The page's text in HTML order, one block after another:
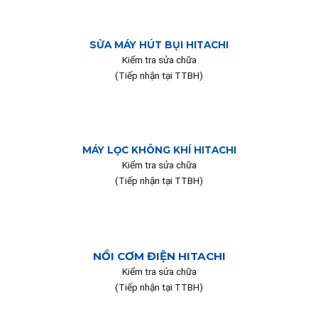
SỬA MÁY HÚT BỤI HITACHI
Kiểm tra sửa chữa
(Tiếp nhận tại TTBH)
MÁY LỌC KHÔNG KHÍ HITACHI
Kiểm tra sửa chữa
(Tiếp nhận tại TTBH)
NỒI CƠM ĐIỆN HITACHI
Kiểm tra sửa chữa
(Tiếp nhận tại TTBH)